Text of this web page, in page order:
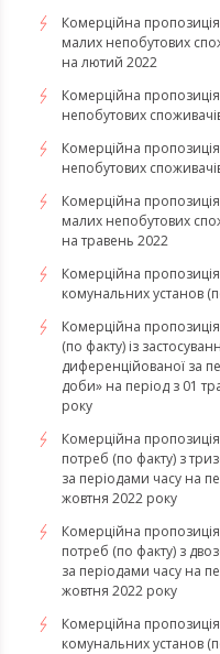
Комерційна
малих непобутових
на лютий 2022
​​​​​​​Комерційна
непобутових
Комерційна
непобутових
Комерційна
малих непобутових
на травень 2022
Комерційна
комунальних установ
Комерційна
(по факту) із
диференційованої за
доби» на період з 01
року
Комерційна
потреб (по факту) з
за періодами часу на
жовтня 2022 року
Комерційна
потреб (по факту) з
за періодами часу на
жовтня 2022 року
Комерційна
комунальних установ